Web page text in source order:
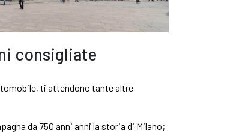
consigliate
ti attendono tante altre
da 750 anni anni la storia di Milano;